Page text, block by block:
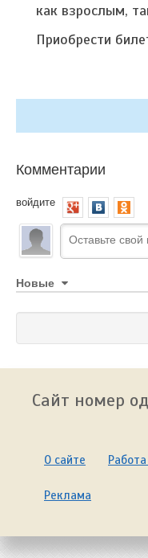
как взрослым,
Приобрести
Комментарии
войдите
Новые
Сайт номер
О сайте
Реклама